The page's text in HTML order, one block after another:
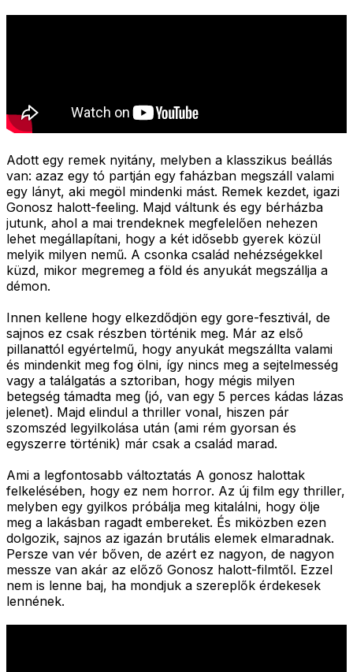
Adott egy remek nyitány, melyben a klasszikus beállás
van: azaz egy tó partján egy faházban megszáll valami
egy lányt, aki megöl mindenki mást. Remek kezdet, igazi
Gonosz halott-feeling. Majd váltunk és egy bérházba
jutunk, ahol a mai trendeknek megfelelően nehezen
lehet megállapítani, hogy a két idősebb gyerek közül
melyik milyen nemű. A csonka család nehézségekkel
küzd, mikor megremeg a föld és anyukát megszállja a
démon.
Innen kellene hogy elkezdődjön egy gore-fesztivál, de
sajnos ez csak részben történik meg. Már az első
pillanattól egyértelmű, hogy anyukát megszállta valami
és mindenkit meg fog ölni, így nincs meg a sejtelmesség
vagy a találgatás a sztoriban, hogy mégis milyen
betegség támadta meg (jó, van egy 5 perces kádas lázas
jelenet). Majd elindul a thriller vonal, hiszen pár
szomszéd legyilkolása után (ami rém gyorsan és
egyszerre történik) már csak a család marad.
Ami a legfontosabb változtatás A gonosz halottak
felkelésében, hogy ez nem horror. Az új film egy thriller,
melyben egy gyilkos próbálja meg kitalálni, hogy ölje
meg a lakásban ragadt embereket. És miközben ezen
dolgozik, sajnos az igazán brutális elemek elmaradnak.
Persze van vér bőven, de azért ez nagyon, de nagyon
messze van akár az előző Gonosz halott-filmtől. Ezzel
nem is lenne baj, ha mondjuk a szereplők érdekesek
lennének.